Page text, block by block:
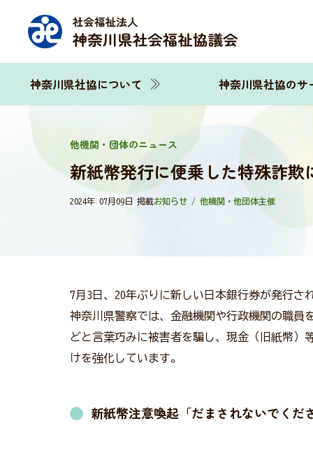
神奈川県社協について 神奈川県社協のサ
他機関・団体のニュース
新紙幣発行に便乗した特殊詐
2024年 07月09日 掲載お知らせ / 他機関・他団体主催
7月3日、20年ぶりに新しい日本銀行券が発行
神奈川県警察では、金融機関や行政機関の職員
どと言葉巧みに被害者を騙し、現金（旧紙幣）
けを強化しています。
新紙幣注意喚起「だまされないでくだ